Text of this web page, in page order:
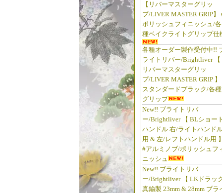
【リバーマスターグリッ
プ/LIVER MASTER GRIP】
ポリッシュフィニッシュ/各
種ベイクライトグリップ仕
各種オーダー製作受付中!!
ライトリバー/Brightliver 【
リバーマスターグリッ
プ/LIVER MASTER GRIP 】
スタンダードブラック/各種
グリップ
New!! ブライトリバ
ー/Brightliver 【 BLショート
ハンドル 右/ライトハンド
用 & 左/レフトハンドル用 】
#アルミノブ/ポリッシュフ
ニッシュ
New!! ブライトリバ
ー/Brightliver 【 LKドラッ
真鍮製 23mm & 28mm ブラ